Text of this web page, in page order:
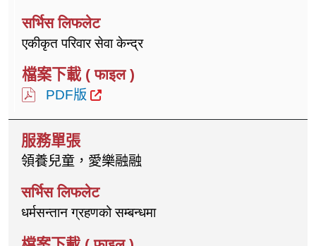
एकीकृत परिवार सेवा केन्द्र
PDF版
領養兒童，愛樂融融
धर्मसन्तान ग्रहणको सम्बन्धमा